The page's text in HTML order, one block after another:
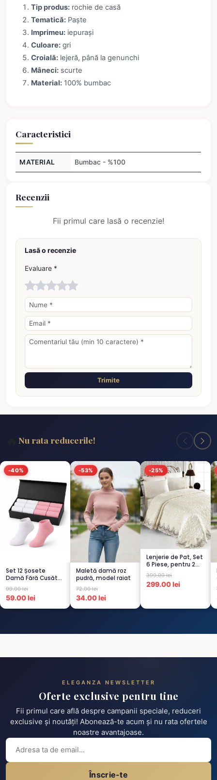
Tip produs: rochie de casă
Tematică: Paște
Imprimeu: iepurași
Culoare: gri
Croială: lejeră, până la genunchi
Mâneci: scurte
Material: 100% bumbac
Caracteristici
MATERIAL Bumbac - %100
Recenzii
Fii primul care lasă o recenzie!
Lasă o recenzie
Evaluare *
Trimite
Nu rata reducerile!
-40%
Set 12 Șosete
Damă Fără Cusături
– 6 Albe + 6 Roz –
Scu...
99.00 lei
59.00 lei
-53%
Maletă damă roz
pudră, model raiat
72.00 lei
34.00 lei
-25%
Lenjerie de Pat, Set
6 Piese, pentru 2
persoana, CREM-
4...
399.00 lei
299.00 lei
ELEGANZA NEWSLETTER
Oferte exclusive pentru tine
Fii primul care află despre campanii speciale, reduceri
exclusive și noutăți! Abonează-te acum și nu rata ofertele
noastre avantajoase.
Înscrie-te